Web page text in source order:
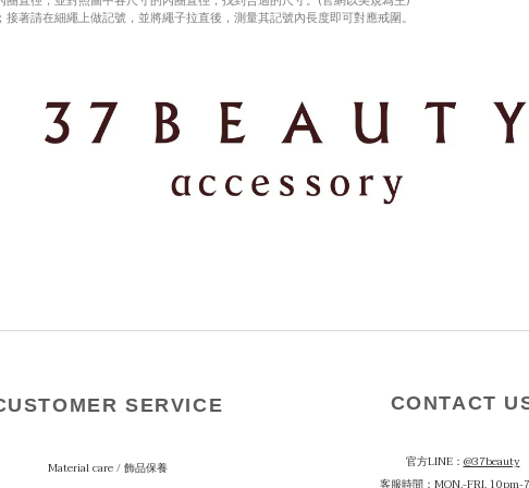
請在細繩上做記號，並將繩子拉直後，測量其記號內長度即可對應戒圍。
SERVICE
Material care/ 飾品保養
CONTACT
官方LINE： @37beauty
客服時間：MON.-FRI. 10pm-